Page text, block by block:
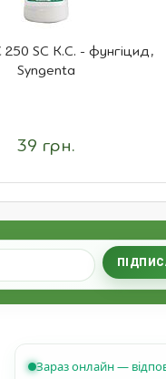
SC К.С. - фунгіцид,
Syngenta
39 грн.
Зараз онлайн —